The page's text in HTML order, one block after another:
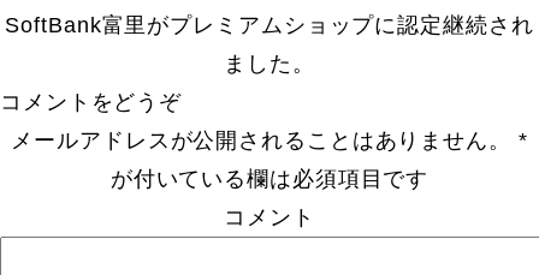
SoftBank富里がプレミアムショップに認定継続され
ました。
コメントをどうぞ
メールアドレスが公開されることはありません。
*
が付いている欄は必須項目です
コメント